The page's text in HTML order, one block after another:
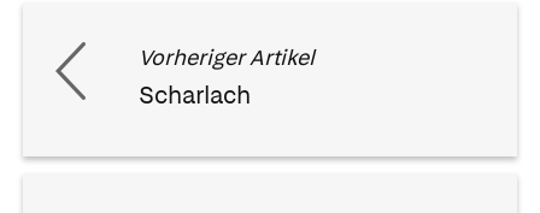
Vorheriger Artikel
Scharlach